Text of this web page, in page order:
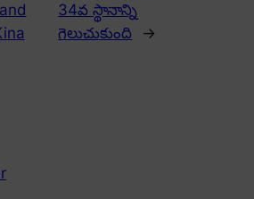
34వ స్థానాన్ని
గెలుచుకుంది
→